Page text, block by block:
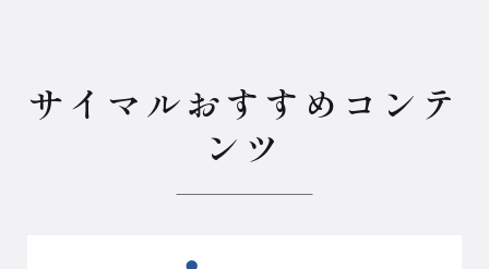
サイマルおすすめコンテ
ンツ